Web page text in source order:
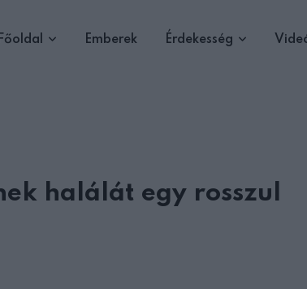
Főoldal Emberek Érdekesség
halálát egy rosszul